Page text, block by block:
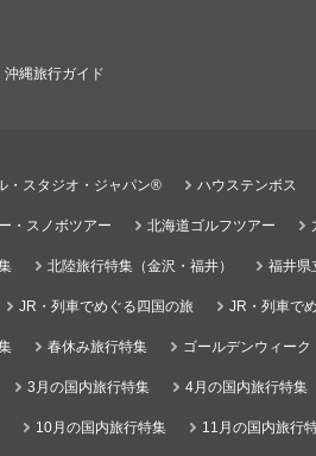
沖縄旅行ガイド
・スタジオ・ジャパン® ハウステンボス
・スノボツアー 北海道ゴルフツアー
北陸旅行特集（金沢・福井） 福井県
JR・列車でめぐる四国の旅 JR・列車で
春休み旅行特集 ゴールデンウィー
3月の国内旅行特集 4月の国内旅行特集
10月の国内旅行特集 11月の国内旅行